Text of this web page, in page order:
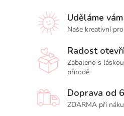
Uděláme
Naše kreativní
Radost
Zabaleno s
přírodě
Doprava od
ZDARMA při